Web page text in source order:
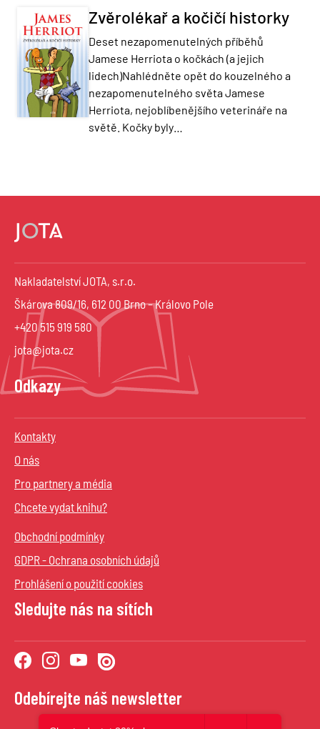
Zvěrolékař a kočičí historky
Deset nezapomenutelných příběhů
Jamese Herriota o kočkách (a jejich
lidech)Nahlédněte opět do kouzelného a
nezapomenutelného světa Jamese
Herriota, nejoblíbenějšího veterináře na
světě. Kočky byly…
Nakladatelství JOTA, s.r.o.
Škárova 809/16, 612 00 Brno – Královo Pole
+420 515 919 580
jota@jota.cz
Odkazy
Kontakty
O nás
Pro partnery a média
Chcete vydat knihu?
Obchodní podmínky
GDPR - Ochrana osobních údajů
Prohlášení o použití cookies
Sledujte nás na sítích
Odebírejte náš newsletter